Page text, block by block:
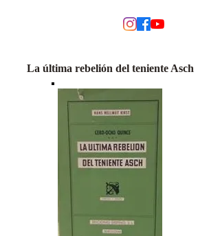
La última rebelión del teniente Asch